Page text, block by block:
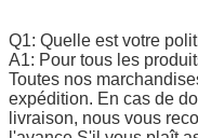
Q1: Quelle est votre
A1: Pour tous les
Toutes nos
expédition. En cas de
livraison, nous vous